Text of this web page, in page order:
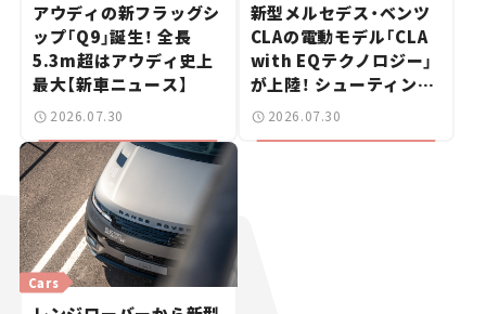
アウディの新フラッグシ
ップ「Q9」誕生！ 全長
5.3m超はアウディ史上
最大【新車ニュース】
2026.07.30
新型メルセデス・ベンツ
CLAの電動モデル「CLA
with EQテクノロジー」
が上陸！ シューティング
ブレークも発売【新車ニ
2026.07.30
Cars